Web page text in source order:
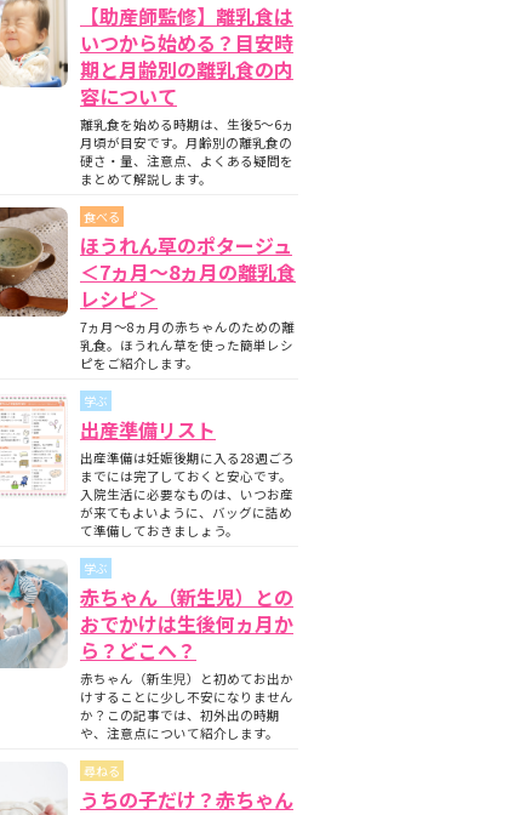
【助産師監修】離乳食は
いつから始める？目安時
期と月齢別の離乳食の内
容について
離乳食を始める時期は、生後5〜6ヵ
月頃が目安です。月齢別の離乳食の
硬さ・量、注意点、よくある疑問を
まとめて解説します。
食べる
ほうれん草のポタージュ
＜7ヵ月〜8ヵ月の離乳食
レシピ＞
7ヵ月～8ヵ月の赤ちゃんのための離
乳食。ほうれん草を使った簡単レシ
ピをご紹介します。
学ぶ
出産準備リスト
出産準備は妊娠後期に入る28週ごろ
までには完了しておくと安心です。
入院生活に必要なものは、いつお産
が来てもよいように、バッグに詰め
て準備しておきましょう。
学ぶ
赤ちゃん（新生児）との
おでかけは生後何ヵ月か
ら？どこへ？
赤ちゃん（新生児）と初めてお出か
けすることに少し不安になりません
か？この記事では、初外出の時期
や、注意点について紹介します。
尋ねる
うちの子だけ？赤ちゃん